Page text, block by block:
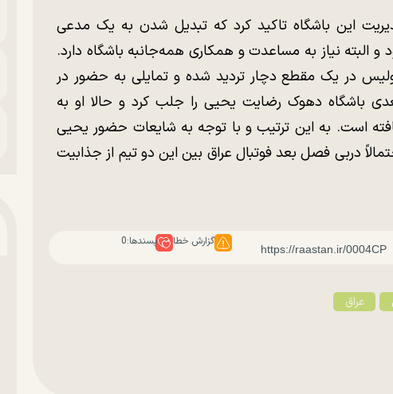
این باشگاه تاکید کرد که تبدیل شدن به یک مدعی
و البته نیاز به مساعدت و همکاری همه‌جانبه باشگاه دارد.
در یک مقطع دچار تردید شده و تمایلی به حضور در
باشگاه دهوک رضایت یحیی را جلب کرد و حالا او به
است. به این ترتیب و با توجه به شایعات حضور یحیی
دربی فصل بعد فوتبال عراق بین این دو تیم از جذابیت
گزارش خطا پسندها:0
عراق